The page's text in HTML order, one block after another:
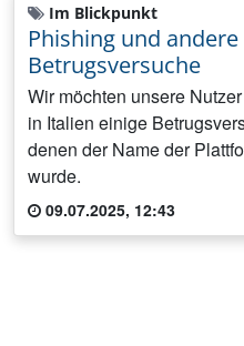
Im Blickpunkt
Phishing und
Betrugsversuche
Wir möchten unsere
in Italien einige
denen der Name der
wurde.
09.07.2025, 12:43